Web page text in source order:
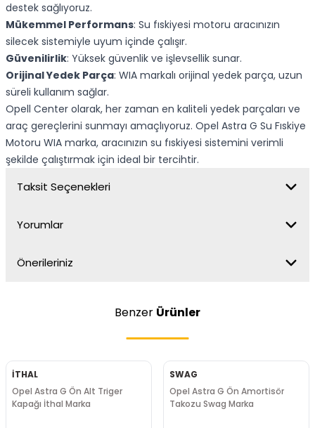
destek sağlıyoruz.
Mükemmel Performans: Su fıskiyesi motoru aracınızın
silecek sistemiyle uyum içinde çalışır.
Güvenilirlik: Yüksek güvenlik ve işlevsellik sunar.
Orijinal Yedek Parça: WIA markalı orijinal yedek parça, uzun
süreli kullanım sağlar.
Opell Center olarak, her zaman en kaliteli yedek parçaları ve
araç gereçlerini sunmayı amaçlıyoruz. Opel Astra G Su Fıskiye
Motoru WIA marka, aracınızın su fıskiyesi sistemini verimli
şekilde çalıştırmak için ideal bir tercihtir.
Taksit Seçenekleri
Yorumlar
Önerileriniz
Benzer Ürünler
İTHAL
Opel Astra G Ön Alt Triger
Kapağı İthal Marka
SWAG
Opel Astra G Ön Amortisör
Takozu Swag Marka